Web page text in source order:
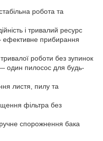
робота та
і тривалий ресурс
прибирання
роботи без зупинок
один пилосос для будь-
листя, пилу та
фільтра без
спорожнення бака